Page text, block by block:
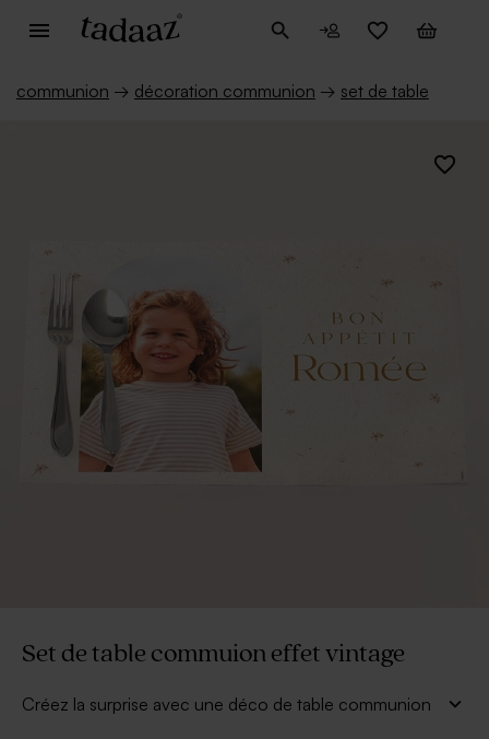
communion → décoration communion → set de table
Set de table commuion effet vintage
Créez la surprise avec une déco de table communion